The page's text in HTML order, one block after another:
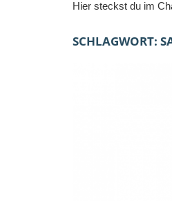
Hier steckst du im
SCHLAGWORT: